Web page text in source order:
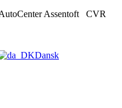
Assentoft CVR
Dansk